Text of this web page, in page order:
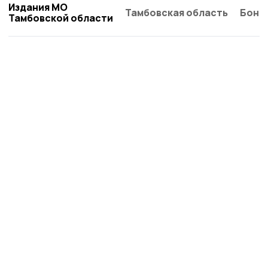
Издания МО
Тамбовской области
Тамбовская область